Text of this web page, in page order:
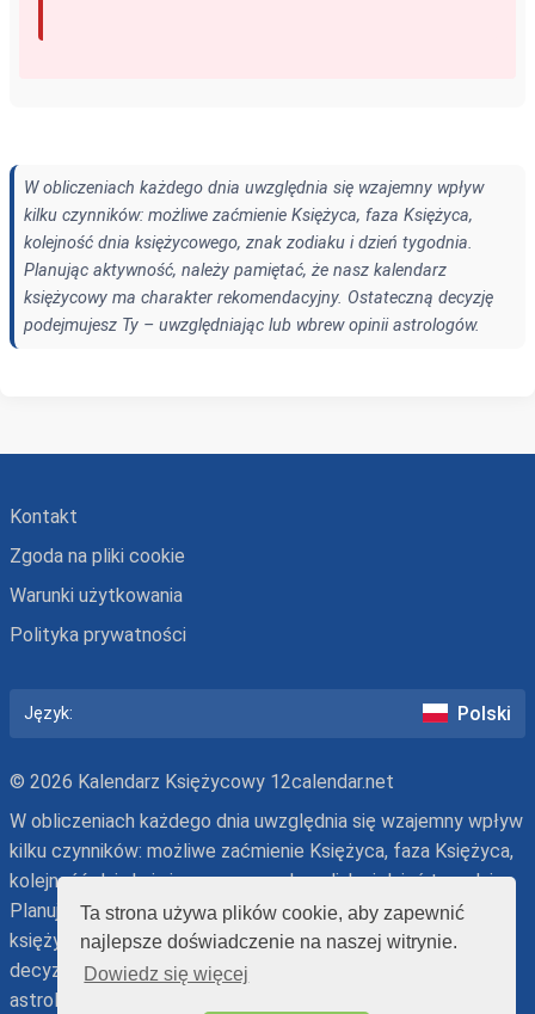
Ta strona używa plików cookie, aby zapewnić
najlepsze doświadczenie na naszej witrynie.
Dowiedz się więcej
W obliczeniach każdego dnia uwzględnia się wzajemny wpływ
kilku czynników: możliwe zaćmienie Księżyca, faza Księżyca,
kolejność dnia księżycowego, znak zodiaku i dzień tygodnia.
Planując aktywność, należy pamiętać, że nasz kalendarz
księżycowy ma charakter rekomendacyjny. Ostateczną decyzję
podejmujesz Ty – uwzględniając lub wbrew opinii astrologów.
Kontakt
Zgoda na pliki cookie
Warunki użytkowania
Polityka prywatności
Język: Polski
© 2026 Kalendarz Księżycowy 12calendar.net
W obliczeniach każdego dnia uwzględnia się wzajemny wpływ
kilku czynników: możliwe zaćmienie Księżyca, faza Księżyca,
kolejność dnia księżycowego, znak zodiaku i dzień tygodnia.
Planując aktywność, należy pamiętać, że nasz kalendarz
księżycowy ma charakter rekomendacyjny. Ostateczną
decyzję podejmujesz Ty – uwzględniając lub wbrew opinii
astrologów.